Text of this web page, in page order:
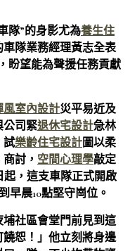
隊”的身影尤為養生住
隊業務經理黃志全表
盼望能為聲援任務貢獻
風室內設計災平易近及
公司緊退休宅設計急林
試樂齡住宅設計圖以柔
討， 空間心理學敲定
起，這支車隊正式開啟
早晨10點堅守崗位。
埔社區會堂門前見到這
恕！」他立刻將身邊